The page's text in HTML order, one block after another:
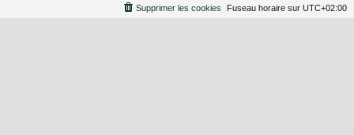
Fuseau horaire sur UTC+02:00
Supprimer les cookies